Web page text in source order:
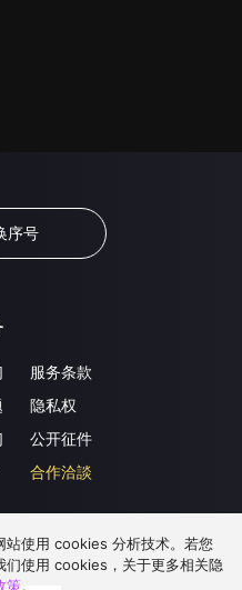
序号
服务条款
隐私权
公开征件
合作洽談
站使用 cookies 分析技术。若您
们使用 cookies，关于更多相关隐
策。